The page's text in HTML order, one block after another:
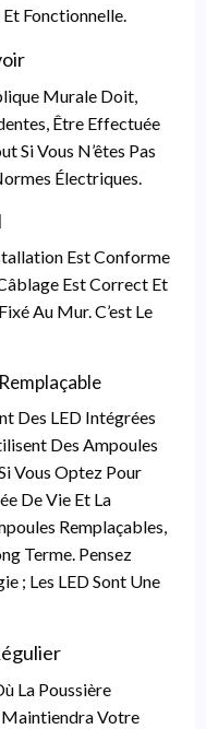
Et Fonctionnelle.
Murale Doit,
Être Effectuée
Si Vous N’êtes Pas
Électriques.
Est Conforme
Est Correct Et
Au Mur. C’est Le
Des LED Intégrées
Des Ampoules
Vous Optez Pour
De Vie Et La
Remplaçables,
Terme. Pensez
; Les LED Sont Une
La Poussière
Maintiendra Votre